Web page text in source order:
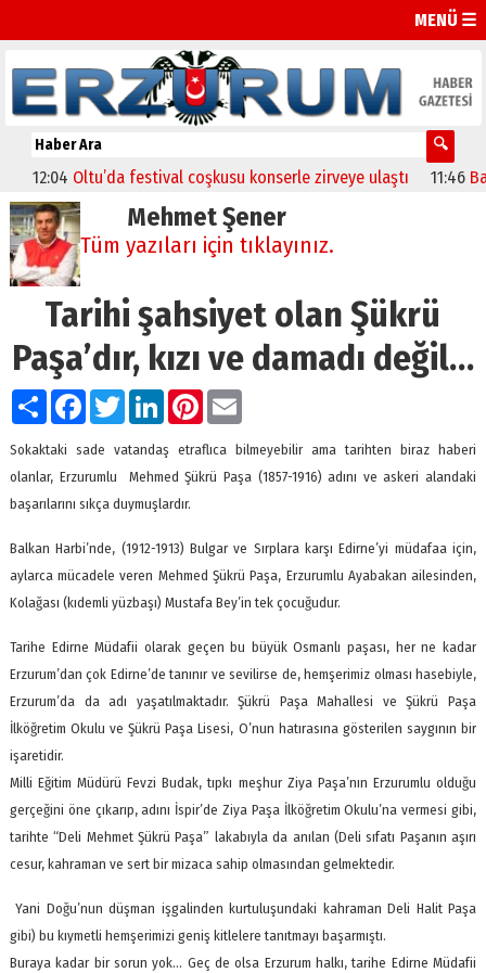
MENÜ ☰
Oltu’da festival coşkusu konserle zirveye ulaştı 11:46 Başkan
Mehmet Şener
Tüm yazıları için tıklayınız.
Tarihi şahsiyet olan Şükrü
Paşa’dır, kızı ve damadı değil…
PaylaşFacebook
TwitterLinkedIn
Pinterest
Email
Sokaktaki sade vatandaş etraflıca bilmeyebilir ama tarihten biraz haberi
olanlar, Erzurumlu Mehmed Şükrü Paşa (1857-1916) adını ve askeri alandaki
başarılarını sıkça duymuşlardır.
Balkan Harbi’nde, (1912-1913) Bulgar ve Sırplara karşı Edirne’yi müdafaa için,
aylarca mücadele veren Mehmed Şükrü Paşa, Erzurumlu Ayabakan ailesinden,
Kolağası (kıdemli yüzbaşı) Mustafa Bey’in tek çocuğudur.
Tarihe Edirne Müdafii olarak geçen bu büyük Osmanlı paşası, her ne kadar
Erzurum’dan çok Edirne’de tanınır ve sevilirse de, hemşerimiz olması hasebiyle,
Erzurum’da da adı yaşatılmaktadır. Şükrü Paşa Mahallesi ve Şükrü Paşa
İlköğretim Okulu ve Şükrü Paşa Lisesi, O’nun hatırasına gösterilen saygının bir
işaretidir.
Milli Eğitim Müdürü Fevzi Budak, tıpkı meşhur Ziya Paşa’nın Erzurumlu olduğu
gerçeğini öne çıkarıp, adını İspir’de Ziya Paşa İlköğretim Okulu’na vermesi gibi,
tarihte “Deli Mehmet Şükrü Paşa” lakabıyla da anılan (Deli sıfatı Paşanın aşırı
cesur, kahraman ve sert bir mizaca sahip olmasından gelmektedir.
Yani Doğu’nun düşman işgalinden kurtuluşundaki kahraman Deli Halit Paşa
gibi) bu kıymetli hemşerimizi geniş kitlelere tanıtmayı başarmıştı.
Buraya kadar bir sorun yok… Geç de olsa Erzurum halkı, tarihe Edirne Müdafii